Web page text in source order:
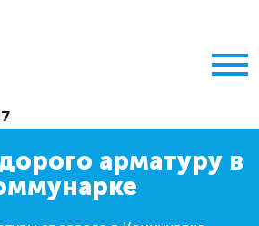
арматуру в